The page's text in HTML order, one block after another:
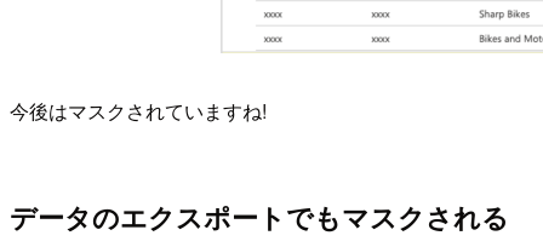
今後はマスクされていますね!
データのエクスポートでもマスクされる